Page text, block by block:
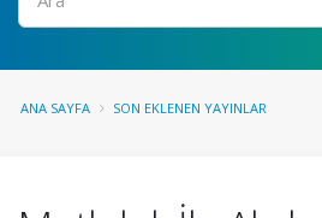
ANA SAYFA SON EKLENEN YAYINLAR